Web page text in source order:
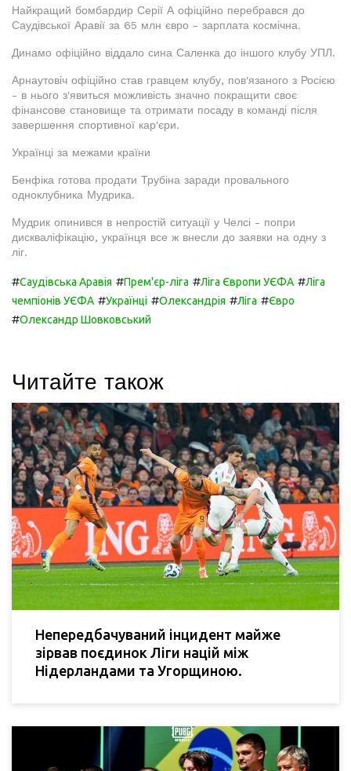
Найкращий бомбардир Серії А офіційно перебрався до
Саудівської Аравії за 65 млн євро - зарплата космічна.
Динамо офіційно віддало сина Саленка до іншого клубу УПЛ.
Арнаутовіч офіційно став гравцем клубу, пов'язаного з Росією
- в нього з'явиться можливість значно покращити своє
фінансове становище та отримати посаду в команді після
завершення спортивної кар'єри.
Українці за межами країни
Бенфіка готова продати Трубіна заради провального
одноклубника Мудрика.
Мудрик опинився в непростій ситуації у Челсі - попри
дискваліфікацію, українця все ж внесли до заявки на одну з
ліг.
#Саудівська Аравія #Прем'єр-ліга #Ліга Європи УЄФА #Ліга
чемпіонів УЄФА #Українці #Олександрія #Ліга #Євро
#Олександр Шовковський
Читайте також
Непередбачуваний інцидент майже
зірвав поєдинок Ліги націй між
Нідерландами та Угорщиною.